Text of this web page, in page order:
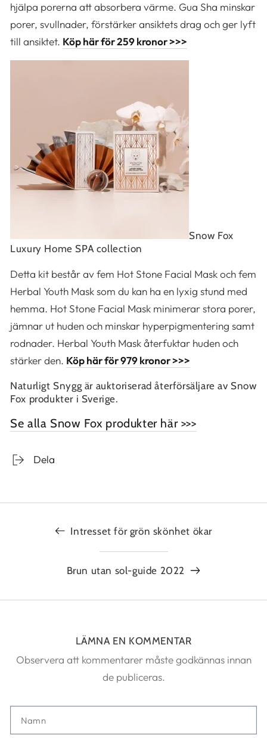
hjälpa porerna att absorbera värme. Gua Sha minskar
porer, svullnader, förstärker ansiktets drag och ger lyft
till ansiktet. Köp här för 259 kronor >>>
Snow Fox
Luxury Home SPA collection
Detta kit består av fem Hot Stone Facial Mask och fem
Herbal Youth Mask som du kan ha en lyxig stund med
hemma. Hot Stone Facial Mask minimerar stora porer,
jämnar ut huden och minskar hyperpigmentering samt
rodnader. Herbal Youth Mask återfuktar huden och
stärker den. Köp här för 979 kronor >>>
Naturligt Snygg är auktoriserad återförsäljare av Snow
Fox produkter i Sverige.
Se alla Snow Fox produkter här >>>
Dela
Intresset för grön skönhet ökar
Brun utan sol-guide 2022
LÄMNA EN KOMMENTAR
Observera att kommentarer måste godkännas innan
de publiceras.